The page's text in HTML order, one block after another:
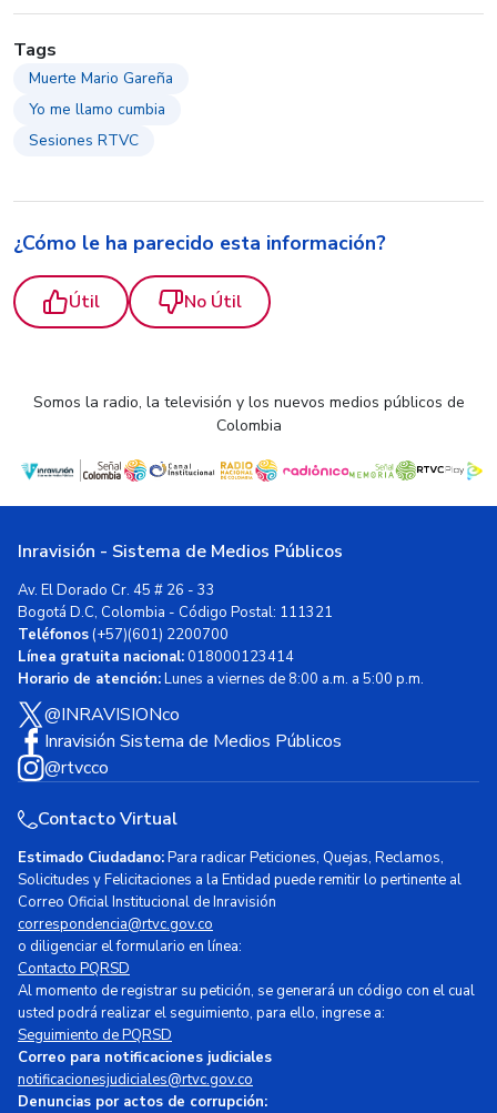
Tags
Muerte Mario Gareña
Yo me llamo cumbia
Sesiones RTVC
¿Cómo le ha parecido esta información?
Útil No Útil
Somos la radio, la televisión y los nuevos medios públicos de
Colombia
Inravisión - Sistema de Medios Públicos
Av. El Dorado Cr. 45 # 26 - 33
Bogotá D.C, Colombia - Código Postal: 111321
Teléfonos(+57)(601) 2200700
Línea gratuita nacional:018000123414
Horario de atención:Lunes a viernes de 8:00 a.m. a 5:00 p.m.
@INRAVISIONco
Inravisión Sistema de Medios Públicos
@rtvcco
Contacto Virtual
Estimado Ciudadano:Para radicar Peticiones, Quejas, Reclamos,
Solicitudes y Felicitaciones a la Entidad puede remitir lo pertinente al
Correo Oficial Institucional de Inravisión
correspondencia@rtvc.gov.co
o diligenciar el formulario en línea:
Contacto PQRSD
Al momento de registrar su petición, se generará un código con el cual
usted podrá realizar el seguimiento, para ello, ingrese a:
Seguimiento de PQRSD
Correo para notificaciones judiciales
notificacionesjudiciales@rtvc.gov.co
Denuncias por actos de corrupción: